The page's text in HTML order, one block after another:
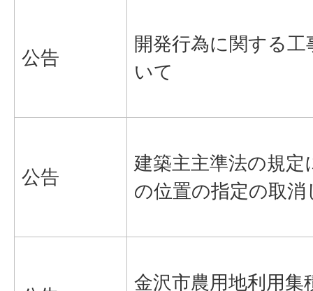
公告
開発行為に関する
いて
公告
建築主主準法の規定
の位置の指定の取
金沢市農用地利用集